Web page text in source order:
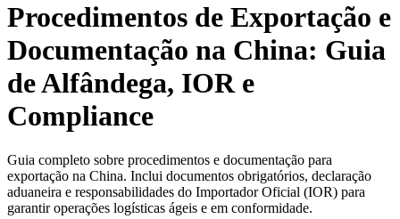
Procedimentos de Exportação e
Documentação na China: Guia
de Alfândega, IOR e
Compliance
Guia completo sobre procedimentos e documentação para
exportação na China. Inclui documentos obrigatórios, declaração
aduaneira e responsabilidades do Importador Oficial (IOR) para
garantir operações logísticas ágeis e em conformidade.